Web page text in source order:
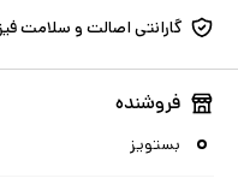
گارانتی اصالت و سلامت
فروشنده
بستویز